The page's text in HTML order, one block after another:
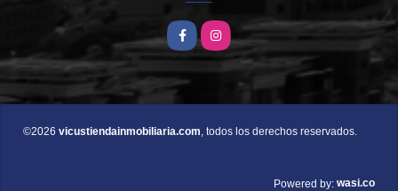
FacebookInstagram
©2026 vicustiendainmobiliaria.com, todos los derechos reservados.
Powered by: wasi.co